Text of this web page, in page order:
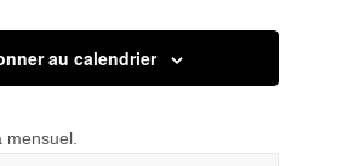
au calendrier
mensuel.